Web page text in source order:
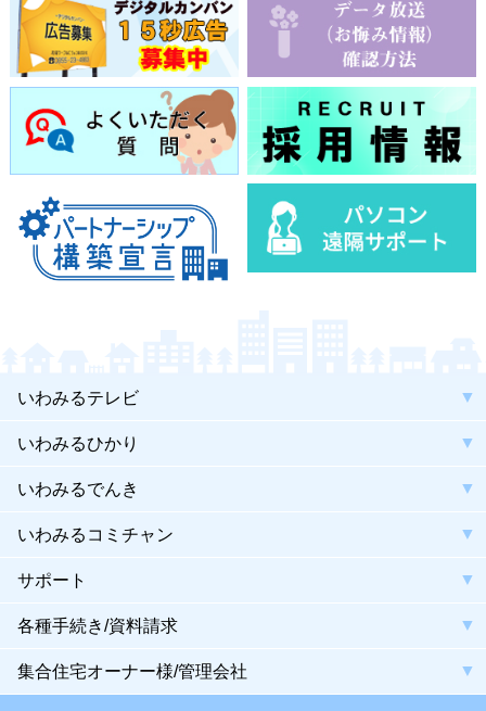
いわみるテレビ
いわみるひかり
いわみるでんき
いわみるコミチャン
サポート
各種手続き/資料請求
集合住宅オーナー様/管理会社